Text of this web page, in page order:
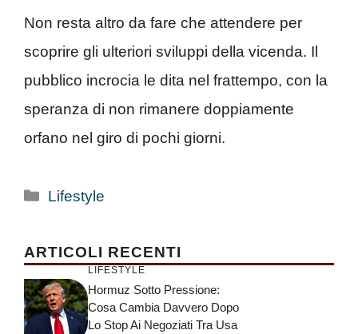
Non resta altro da fare che attendere per
scoprire gli ulteriori sviluppi della vicenda. Il
pubblico incrocia le dita nel frattempo, con la
speranza di non rimanere doppiamente
orfano nel giro di pochi giorni.
Categorie
Lifestyle
ARTICOLI RECENTI
LIFESTYLE
Hormuz Sotto Pressione:
Cosa Cambia Davvero Dopo
Lo Stop Ai Negoziati Tra Usa